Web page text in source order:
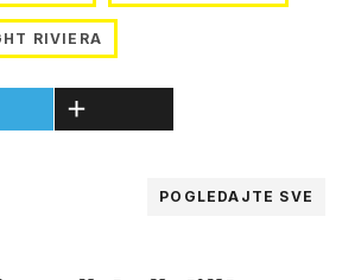
RIVIERA
POGLEDAJTE SVE